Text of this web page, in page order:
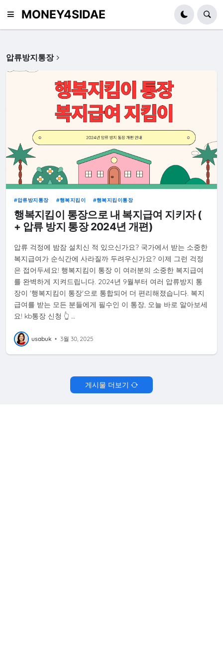
MONEY4SIDAE
압류방지통장
압류방지통장 행복지킴이 행복지킴이통장
행복지킴이 통장으로 내 복지급여 지키자 (
+ 압류 방지 통장 2024년 개편)
압류 걱정에 밤잠 설치신 적 있으신가요? 국가에서 받는 소중한
복지급여가 순식간에 사라질까 두려우신가요? 이제 그런 걱정
은 접어두세요! 행복지킴이 통장 이 여러분의 소중한 복지급여
를 완벽하게 지켜드립니다. 2024년 9월부터 여러 압류방지 통
장이 '행복지킴이 통장'으로 통합되어 더 편리해졌습니다. 복지
급여를 받는 모든 분들에게 필수인 이 통장, 오늘 바로 알아보세
요! kb통장 신청 👆 …
usabuk • 3월 30, 2025
게시물 더보기